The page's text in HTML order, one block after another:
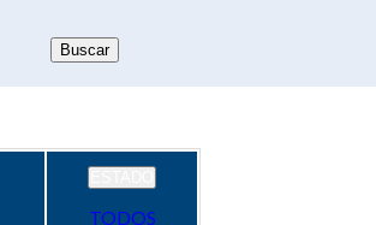
TODOS